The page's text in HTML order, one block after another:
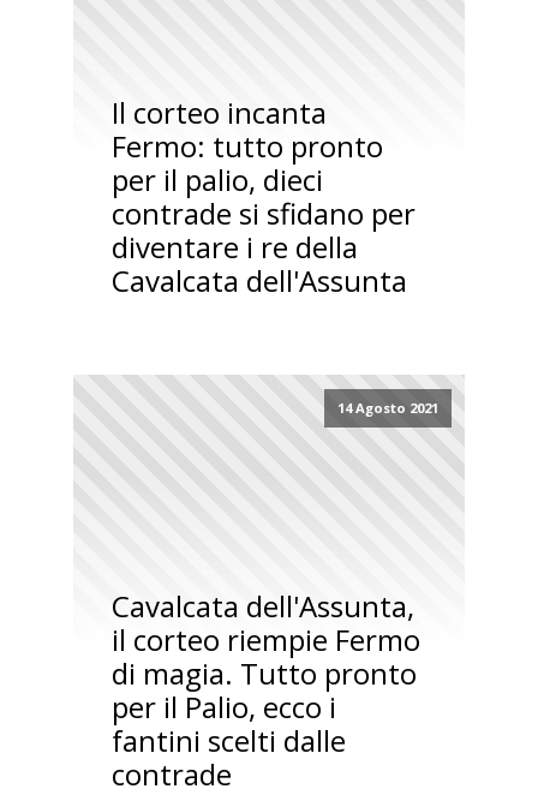
Il corteo incanta
Fermo: tutto pronto
per il palio, dieci
contrade si sfidano per
diventare i re della
Cavalcata dell'Assunta
14 Agosto 2021
Cavalcata dell'Assunta,
il corteo riempie Fermo
di magia. Tutto pronto
per il Palio, ecco i
fantini scelti dalle
contrade